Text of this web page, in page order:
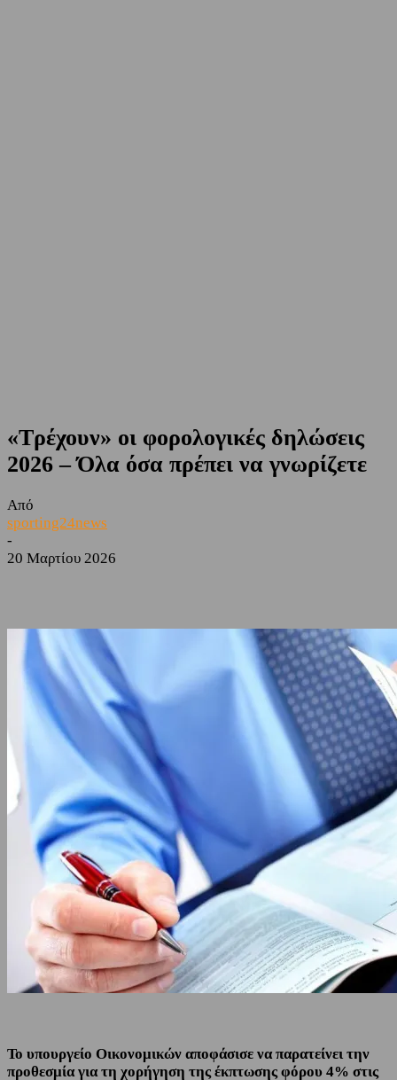
«Τρέχουν» οι φορολογικές δηλώσεις
2026 – Όλα όσα πρέπει να γνωρίζετε
Από
sporting24news
-
20 Μαρτίου 2026
Το υπουργείο Οικονομικών αποφάσισε να παρατείνει την
προθεσμία για τη χορήγηση της έκπτωσης φόρου 4% στις